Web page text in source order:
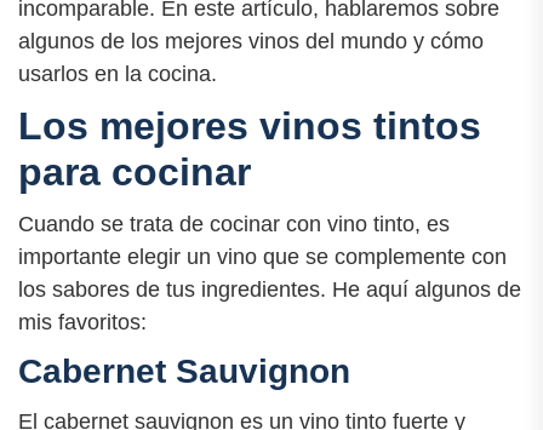
incomparable. En este artículo, hablaremos sobre
algunos de los mejores vinos del mundo y cómo
usarlos en la cocina.
Los mejores vinos tintos
para cocinar
Cuando se trata de cocinar con vino tinto, es
importante elegir un vino que se complemente con
los sabores de tus ingredientes. He aquí algunos de
mis favoritos:
Cabernet Sauvignon
El cabernet sauvignon es un vino tinto fuerte y